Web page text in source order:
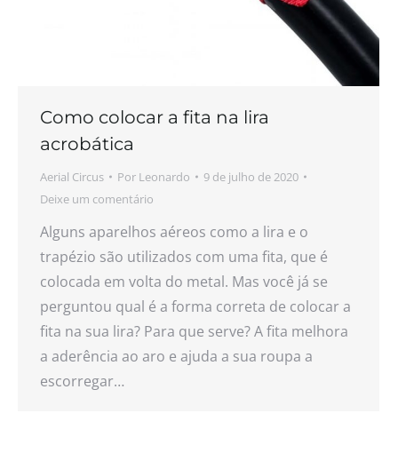
Como colocar a fita na lira
acrobática
Aerial Circus Por Leonardo
9 de julho de 2020
Deixe um comentário
Alguns aparelhos aéreos como a lira e o
trapézio são utilizados com uma fita, que é
colocada em volta do metal. Mas você já se
perguntou qual é a forma correta de colocar a
fita na sua lira? Para que serve? A fita melhora
a aderência ao aro e ajuda a sua roupa a
escorregar…